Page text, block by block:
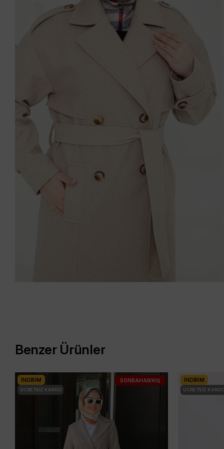
Benzer Ürünler
İNDIRIM
ÜCRETSIZ KARGO
SONBAHAR/KIŞ İNDIRIM
ÜCRETSIZ KARGO